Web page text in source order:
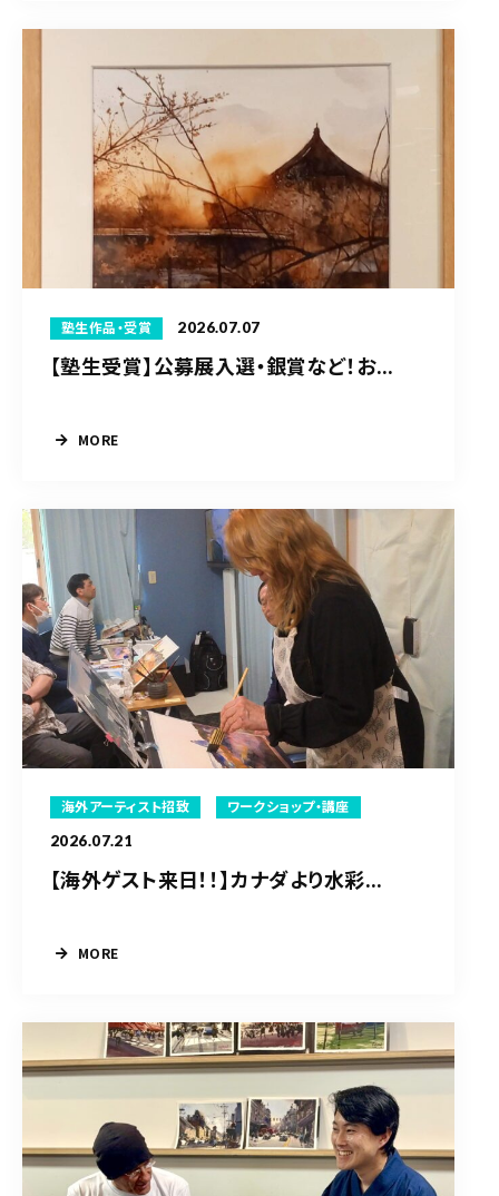
塾生作品・受賞 2026.07.07
【塾生受賞】公募展入選・銀賞など！お...
MORE
海外アーティスト招致 ワークショップ・講座
2026.07.21
【海外ゲスト来日！！】カナダより水彩...
MORE